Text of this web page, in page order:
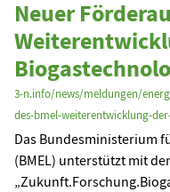
Neuer
3-n.info/news/meldungen/
des-bmel-weiterentwicklung-
Das Bundesministerium
(BMEL) unterstützt mit